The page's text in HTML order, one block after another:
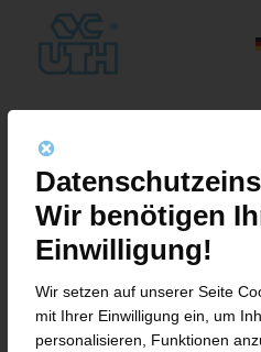
Aktuelles von der UTH
NEWS
Wir benötigen
Einwilligung!
Wir setzen auf unserer Seite
mit Ihrer Einwilligung ein, um
personalisieren, Funktionen